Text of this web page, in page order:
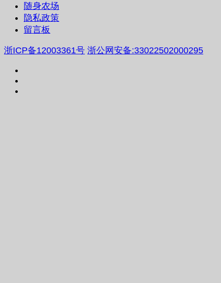
随身农场
隐私政策
留言板
浙ICP备12003361号 浙公网安备:33022502000295